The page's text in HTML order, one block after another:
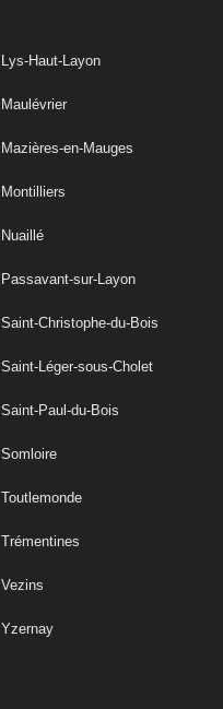
Lys-Haut-Layon
Maulévrier
Mazières-en-Mauges
Montilliers
Nuaillé
Passavant-sur-Layon
Saint-Christophe-du-Bois
Saint-Léger-sous-Cholet
Saint-Paul-du-Bois
Somloire
Toutlemonde
Trémentines
Vezins
Yzernay